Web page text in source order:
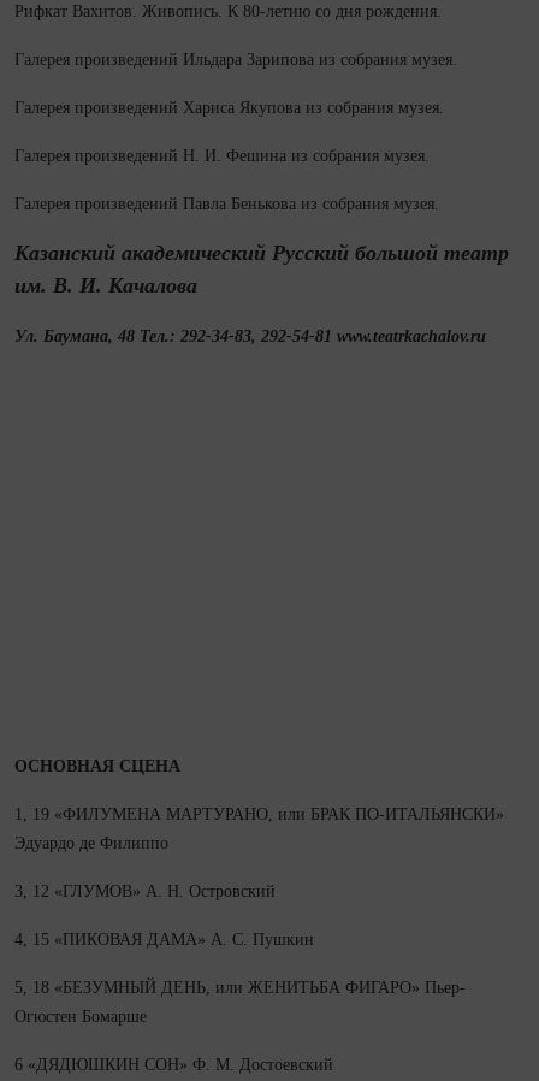
Рифкат Вахитов. Живопись. К 80‑летию со дня рождения.
Галерея произведений Ильдара Зарипова из собрания музея.
Галерея произведений Хариса Якупова из собрания музея.
Галерея произведений Н. И. Фешина из собрания музея.
Галерея произведений Павла Бенькова из собрания музея.
Казанский академический Русский большой театр
им. В. И. Качалова
Ул. Баумана, 48 Тел.: 292-34-83, 292-54-81 www.teatrkachalov.ru
ОСНОВНАЯ СЦЕНА
1, 19 «ФИЛУМЕНА МАРТУРАНО, или БРАК ПО‑ИТАЛЬЯНСКИ»
Эдуардо де Филиппо
3, 12 «ГЛУМОВ» А. Н. Островский
4, 15 «ПИКОВАЯ ДАМА» А. С. Пушкин
5, 18 «БЕЗУМНЫЙ ДЕНЬ, или ЖЕНИТЬБА ФИГАРО» Пьер-
Огюстен Бомарше
6 «ДЯДЮШКИН СОН» Ф. М. Достоевский